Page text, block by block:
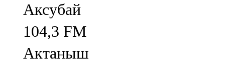
Аксубай
104,3 FM
Актаныш